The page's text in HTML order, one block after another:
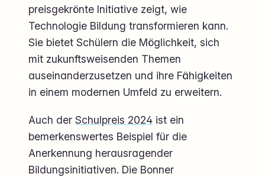
preisgekrönte Initiative zeigt, wie
Technologie Bildung transformieren kann.
Sie bietet Schülern die Möglichkeit, sich
mit zukunftsweisenden Themen
auseinanderzusetzen und ihre Fähigkeiten
in einem modernen Umfeld zu erweitern.
Auch der Schulpreis 2024 ist ein
bemerkenswertes Beispiel für die
Anerkennung herausragender
Bildungsinitiativen. Die Bonner